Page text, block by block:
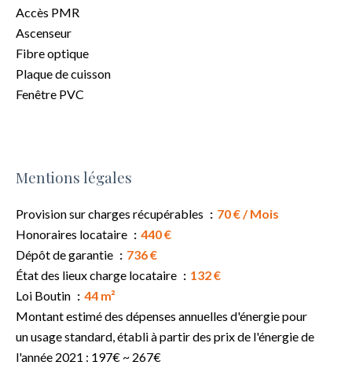
Accès PMR
Ascenseur
Fibre optique
Plaque de cuisson
Fenêtre PVC
Mentions légales
Provision sur charges récupérables
70 € / Mois
Honoraires locataire
440 €
Dépôt de garantie
736 €
État des lieux charge locataire
132 €
Loi Boutin
44 m²
Montant estimé des dépenses annuelles d'énergie pour
un usage standard, établi à partir des prix de l'énergie de
l'année 2021 : 197€ ~ 267€